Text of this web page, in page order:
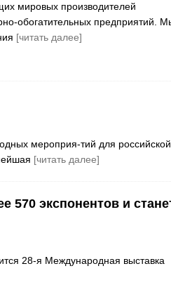
мировых производителей
обогатительных предприятий.
[читать далее]
мероприя-тий для российской
[читать далее]
570 экспонентов и
28-я Международная выставка